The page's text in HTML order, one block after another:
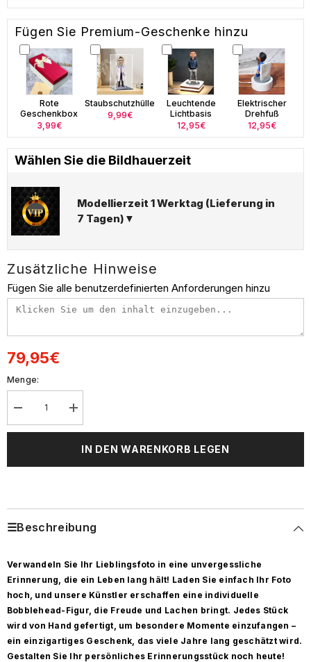
Fügen Sie Premium-Geschenke hinzu
Rote
Geschenkbox
3,99€
Staubschutzhülle
9,99€
Leuchtende
Lichtbasis
12,95€
Elektrischer
Drehfuß
12,95€
Wählen Sie die Bildhauerzeit
Modellierzeit 1 Werktag (Lieferung in
7 Tagen)▼
Zusätzliche Hinweise
Fügen Sie alle benutzerdefinierten Anforderungen hinzu
79,95€
Menge:
Decrease
quantity
for
kundenspezifische
hinzufügen
Increase
quantity
for
kundenspezifische
Bobbleheads
hinzufügen
IN DEN WARENKORB LEGEN
☰Beschreibung
Verwandeln Sie Ihr Lieblingsfoto in eine unvergessliche
Erinnerung, die ein Leben lang hält! Laden Sie einfach Ihr Foto
hoch, und unsere Künstler erschaffen eine individuelle
Bobblehead-Figur, die Freude und Lachen bringt. Jedes Stück
wird von Hand gefertigt, um besondere Momente einzufangen –
ein einzigartiges Geschenk, das viele Jahre lang geschätzt wird.
Gestalten Sie Ihr persönliches Erinnerungsstück noch heute!